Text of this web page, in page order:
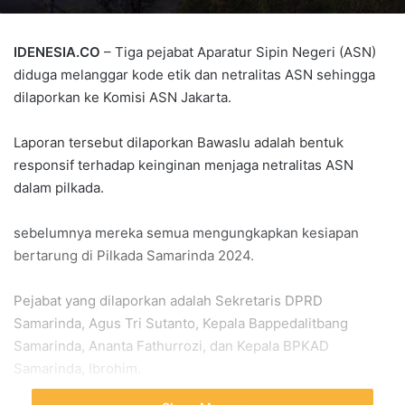
IDENESIA.CO – Tiga pejabat Aparatur Sipin Negeri (ASN)
diduga melanggar kode etik dan netralitas ASN sehingga
dilaporkan ke Komisi ASN Jakarta.
Laporan tersebut dilaporkan Bawaslu adalah bentuk
responsif terhadap keinginan menjaga netralitas ASN
dalam pilkada.
sebelumnya mereka semua mengungkapkan kesiapan
bertarung di Pilkada Samarinda 2024.
Pejabat yang dilaporkan adalah Sekretaris DPRD
Samarinda, Agus Tri Sutanto, Kepala Bappedalitbang
Samarinda, Ananta Fathurrozi, dan Kepala BPKAD
Samarinda, Ibrohim.